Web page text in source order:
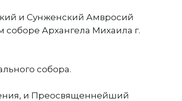
и Сунженский Амвросий
Архангела Михаила г.
собора.
и Преосвященнейший